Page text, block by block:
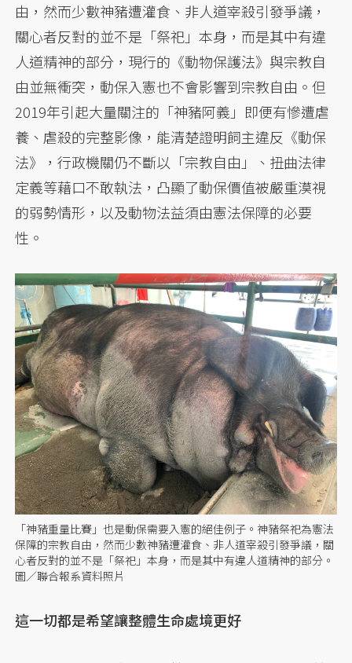
由，然而少數神豬遭灌食、非人道宰殺引發爭議，
關心者反對的並不是「祭祀」本身，而是其中有違
人道精神的部分，現行的《動物保護法》與宗教自
由並無衝突，動保入憲也不會影響到宗教自由。但
2019年引起大量關注的「神豬阿義」即便有慘遭虐
養、虐殺的完整影像，能清楚證明飼主違反《動保
法》，行政機關仍不斷以「宗教自由」、扭曲法律
定義等藉口不敢執法，凸顯了動保價值被嚴重漠視
的弱勢情形，以及動物法益須由憲法保障的必要
性。
「神豬重量比賽」也是動保需要入憲的絕佳例子。神豬祭祀為憲法
保障的宗教自由，然而少數神豬遭灌食、非人道宰殺引發爭議，關
心者反對的並不是「祭祀」本身，而是其中有違人道精神的部分。
圖／聯合報系資料照片
這一切都是希望讓整體生命處境更好